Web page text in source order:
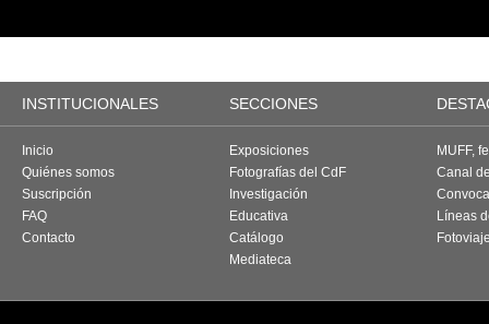
INSTITUCIONALES SECCIONES
Inicio
Quiénes somos
Suscripción
FAQ
Contacto
Exposiciones
Fotografías del CdF
Investigación
Educativa
Catálogo
Mediateca
MUFF,
Canal
Líneas